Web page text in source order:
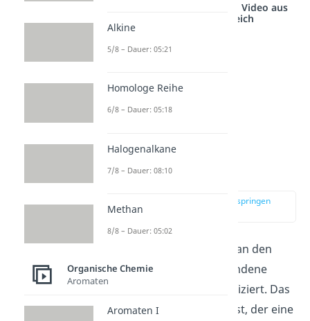
Studyflix vernetzt: Hier ein Video aus
einem anderen Bereich
Alkohole
zur Stelle im Video springen
sind durch eine an den
Kohlenstoffatomen gebundene
Hydroxygruppe OH spezifiziert. Das
R steht hierbei für den Rest, der eine
Alkine
5/8 – Dauer: 05:21
Homologe Reihe
6/8 – Dauer: 05:18
Halogenalkane
7/8 – Dauer: 08:10
Methan
8/8 – Dauer: 05:02
Organische Chemie
Aromaten
Aromaten I